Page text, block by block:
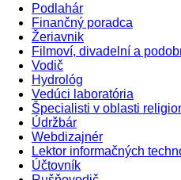
Podlahár
Finančný poradca
Žeriavnik
Filmoví, divadelní a
Vodič
Hydrológ
Vedúci laboratória
Špecialisti v oblasti
Údržbár
Webdizajnér
Lektor informačných
Účtovník